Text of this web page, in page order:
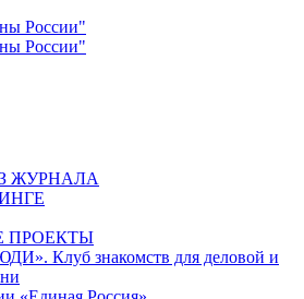
ЖУРНАЛА
ПРОЕКТЫ
Клуб знакомств для деловой и